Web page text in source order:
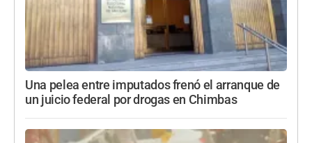
Una pelea entre imputados frenó el arranque de
un juicio federal por drogas en Chimbas